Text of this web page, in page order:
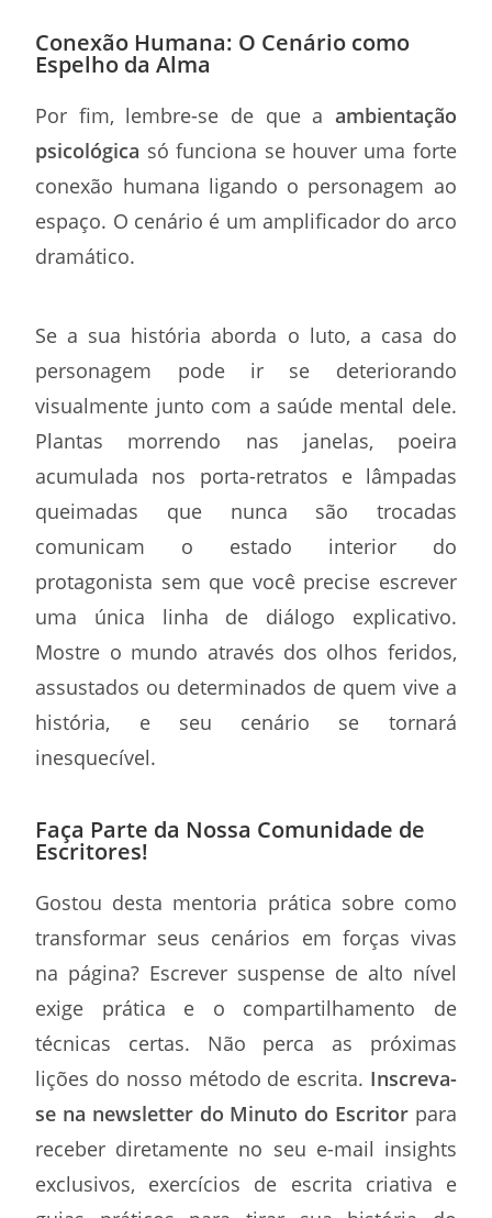
Conexão Humana: O Cenário como
Espelho da Alma
Por fim, lembre-se de que a ambientação
psicológica só funciona se houver uma forte
conexão humana ligando o personagem ao
espaço. O cenário é um amplificador do arco
dramático.
Se a sua história aborda o luto, a casa do
personagem pode ir se deteriorando
visualmente junto com a saúde mental dele.
Plantas morrendo nas janelas, poeira
acumulada nos porta-retratos e lâmpadas
queimadas que nunca são trocadas
comunicam o estado interior do
protagonista sem que você precise escrever
uma única linha de diálogo explicativo.
Mostre o mundo através dos olhos feridos,
assustados ou determinados de quem vive a
história, e seu cenário se tornará
inesquecível.
Faça Parte da Nossa Comunidade de
Escritores!
Gostou desta mentoria prática sobre como
transformar seus cenários em forças vivas
na página? Escrever suspense de alto nível
exige prática e o compartilhamento de
técnicas certas. Não perca as próximas
lições do nosso método de escrita. Inscreva-
se na newsletter do Minuto do Escritorpara
receber diretamente no seu e-mail insights
exclusivos, exercícios de escrita criativa e